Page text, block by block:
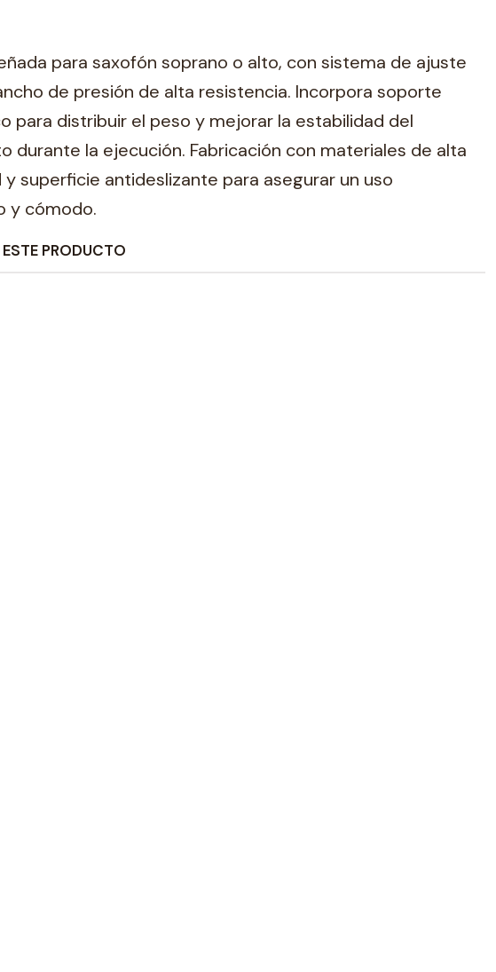
para saxofón soprano o alto, con sistema de ajuste
de presión de alta resistencia. Incorpora soporte
para distribuir el peso y mejorar la estabilidad del
durante la ejecución. Fabricación con materiales de alta
y superficie antideslizante para asegurar un uso
y cómodo.
PRODUCTO